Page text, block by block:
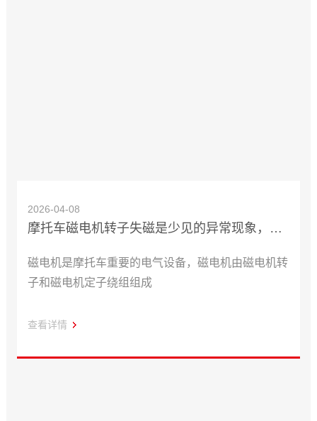
2026-04-08
摩托车磁电机转子失磁是少见的异常现象，有没有简便判定方法？
磁电机是摩托车重要的电气设备，磁电机由磁电机转
子和磁电机定子绕组组成
查看详情